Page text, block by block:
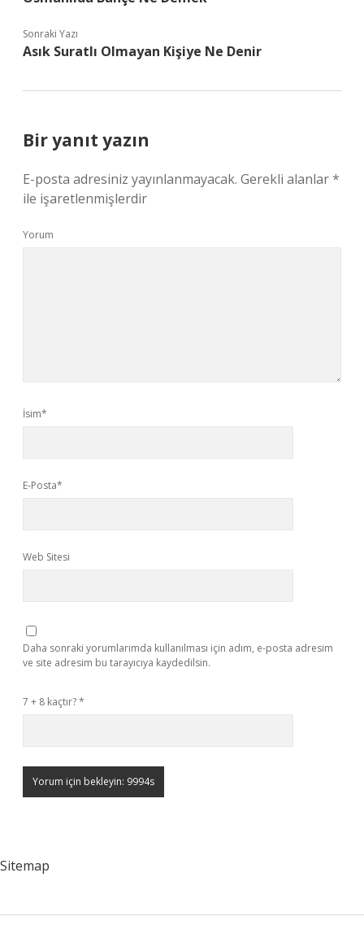
Sonraki Yazı
Asık Suratlı Olmayan Kişiye Ne Denir
Bir yanıt yazın
E-posta adresiniz yayınlanmayacak. Gerekli alanlar*
ile işaretlenmişlerdir
Yorum
İsim*
E-Posta*
Web Sitesi
Daha sonraki yorumlarımda kullanılması için adım, e-posta adresim
ve site adresim bu tarayıcıya kaydedilsin.
7 + 8 kaçtır?*
Sitemap